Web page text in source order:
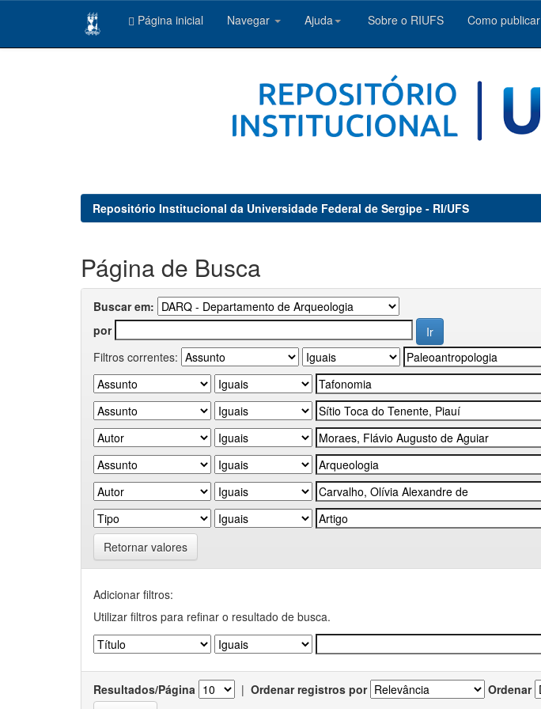
Página inicial Navegar Ajuda Sobre o RIUFS Como publicar
Repositório Institucional da Universidade Federal de Sergipe - RI/UFS
Página de Busca
Buscar em:
por
Filtros correntes:
Retornar valores
Adicionar filtros:
Utilizar filtros para refinar o resultado de busca.
Resultados/Página | Ordenar registros por Ordenar